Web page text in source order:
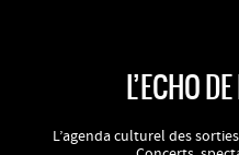
L’ECHO
L’agenda culturel des